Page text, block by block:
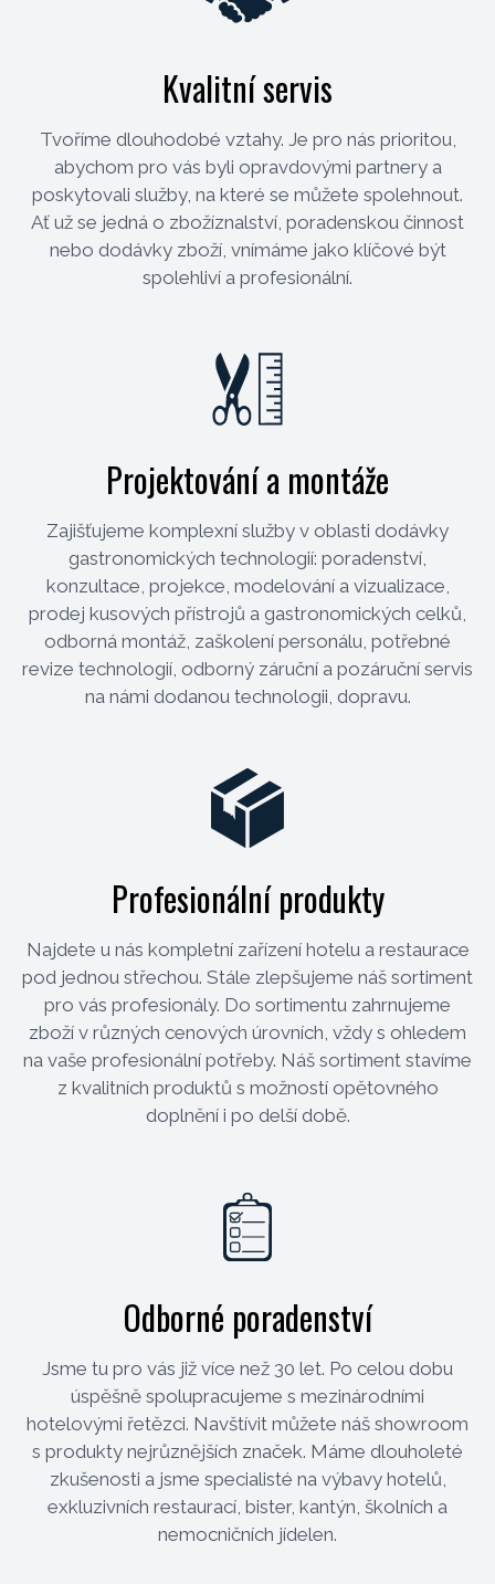
Kvalitní servis
Tvoříme dlouhodobé vztahy. Je pro nás prioritou,
abychom pro vás byli opravdovými partnery a
poskytovali služby, na které se můžete spolehnout.
Ať už se jedná o zbožíznalství, poradenskou činnost
nebo dodávky zboží, vnímáme jako klíčové být
spolehliví a profesionální.
Projektování a montáže
Zajišťujeme komplexní služby v oblasti dodávky
gastronomických technologií: poradenství,
konzultace, projekce, modelování a vizualizace,
prodej kusových přístrojů a gastronomických celků,
odborná montáž, zaškolení personálu, potřebné
revize technologií, odborný záruční a pozáruční servis
na námi dodanou technologii, dopravu.
Profesionální produkty
Najdete u nás kompletní zařízení hotelu a restaurace
pod jednou střechou. Stále zlepšujeme náš sortiment
pro vás profesionály. Do sortimentu zahrnujeme
zboží v různých cenových úrovních, vždy s ohledem
na vaše profesionální potřeby. Náš sortiment stavíme
z kvalitních produktů s možností opětovného
doplnění i po delší době.
Odborné poradenství
Jsme tu pro vás již více než 30 let. Po celou dobu
úspěšně spolupracujeme s mezinárodními
hotelovými řetězci. Navštívit můžete náš showroom
s produkty nejrůznějších značek. Máme dlouholeté
zkušenosti a jsme specialisté na výbavy hotelů,
exkluzivních restaurací, bister, kantýn, školních a
nemocničních jídelen.